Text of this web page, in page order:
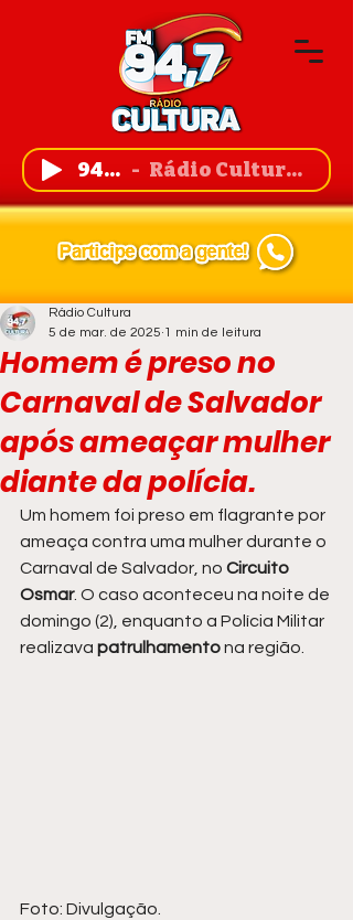
94,7 FM Rádio Cultura de Guanambi
Homem é preso no
Carnaval de Salvador
após ameaçar mulher
diante da polícia.
Rádio Cultura
5 de mar. de 2025 1 min de leitura
Um homem foi preso em flagrante por
ameaça contra uma mulher durante o
Carnaval de Salvador, no Circuito
Osmar. O caso aconteceu na noite de
domingo (2), enquanto a Polícia Militar
realizava patrulhamento na região.
Foto: Divulgação.